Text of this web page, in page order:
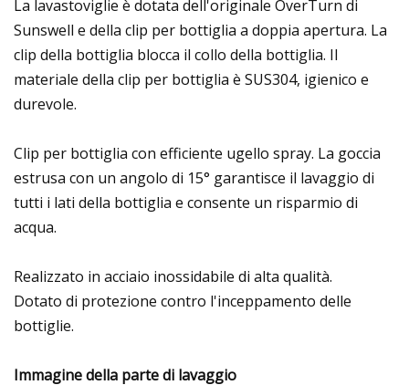
La lavastoviglie è dotata dell'originale OverTurn di
Sunswell e della clip per bottiglia a doppia apertura. La
clip della bottiglia blocca il collo della bottiglia. Il
materiale della clip per bottiglia è SUS304, igienico e
durevole.
Clip per bottiglia con efficiente ugello spray. La goccia
estrusa con un angolo di 15° garantisce il lavaggio di
tutti i lati della bottiglia e consente un risparmio di
acqua.
Realizzato in acciaio inossidabile di alta qualità.
Dotato di protezione contro l'inceppamento delle
bottiglie.
Immagine della parte di lavaggio